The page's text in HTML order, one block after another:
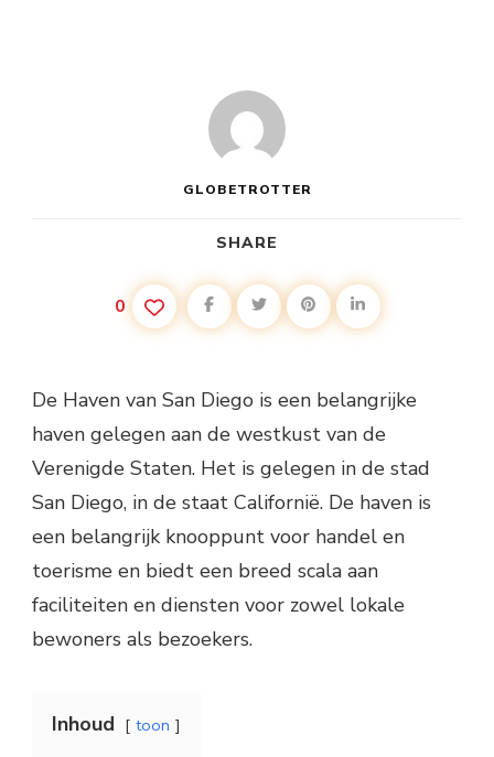
GLOBETROTTER
SHARE
0
De Haven van San Diego is een belangrijke
haven gelegen aan de westkust van de
Verenigde Staten. Het is gelegen in de stad
San Diego, in de staat Californië. De haven is
een belangrijk knooppunt voor handel en
toerisme en biedt een breed scala aan
faciliteiten en diensten voor zowel lokale
bewoners als bezoekers.
Inhoud toon